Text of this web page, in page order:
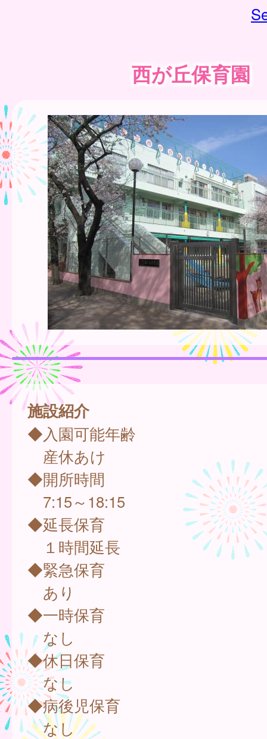
西が丘保育園
施設紹介
◆入園可能年齢
産休あけ
◆開所時間
7:15～18:15
◆延長保育
１時間延長
◆緊急保育
あり
◆一時保育
なし
◆休日保育
なし
◆病後児保育
なし